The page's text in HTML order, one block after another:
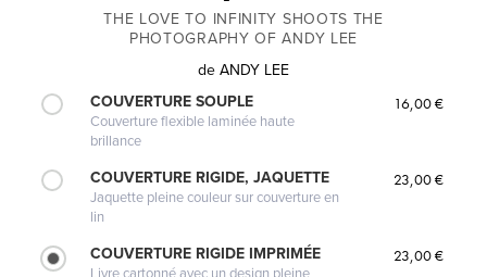
THE LOVE TO INFINITY SHOOTS THE
PHOTOGRAPHY OF ANDY LEE
de ANDY LEE
COUVERTURE SOUPLE
Couverture flexible laminée haute
brillance
16,00 €
COUVERTURE RIGIDE, JAQUETTE
Jaquette pleine couleur sur couverture en
lin
23,00 €
COUVERTURE RIGIDE IMPRIMÉE 23,00 €